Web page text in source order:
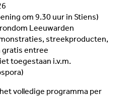
om 9.30 uur in Stiens)
Leeuwarden
streekproducten,
gratis entree
toegestaan i.v.m.
volledige programma per